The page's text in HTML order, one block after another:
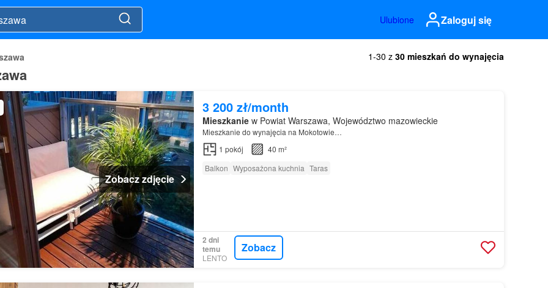
Ulubione Zaloguj się
1-30 z 30 mieszkań do wynajęcia
Zobacz zdjęcie
3 200 zł/month
Mieszkaniew Powiat Warszawa, Województwo mazowieckie
Mieszkanie do wynajęcia na Mokotowie…
1 pokój
40 m²
Balkon Wyposażona kuchnia Taras
2 dni
temu
LENTO
Zobacz